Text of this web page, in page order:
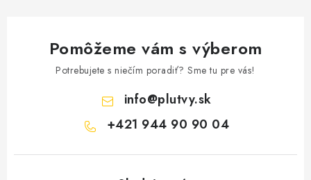
Pomôžeme vám s výberom
Potrebujete s niečím poradiť? Sme tu pre vás!
info@plutvy.sk
+421 944 90 90 04